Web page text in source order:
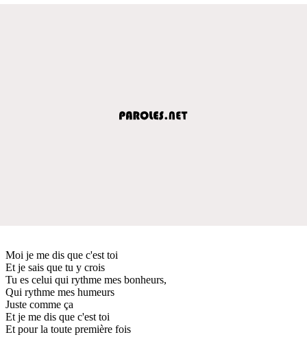
Moi je me dis que c'est toi
Et je sais que tu y crois
Tu es celui qui rythme mes bonheurs,
Qui rythme mes humeurs
Juste comme ça
Et je me dis que c'est toi
Et pour la toute première fois